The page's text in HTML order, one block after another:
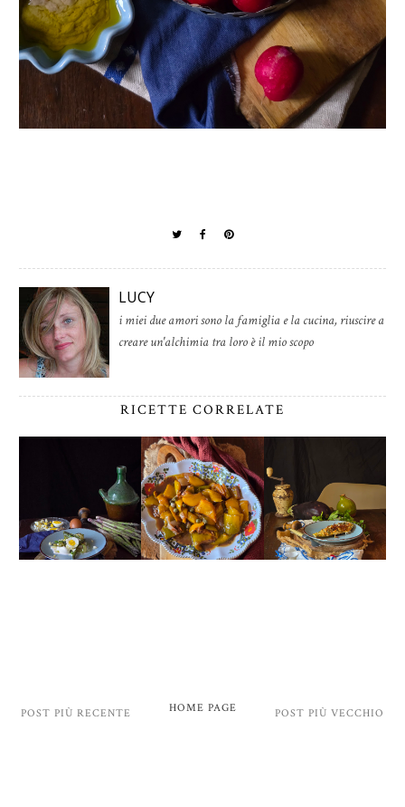
LUCY
i miei due amori sono la famiglia e la cucina, riuscire a
creare un'alchimia tra loro è il mio scopo
RICETTE CORRELATE
POST PIÙ RECENTE POST PIÙ VECCHIO
HOME PAGE